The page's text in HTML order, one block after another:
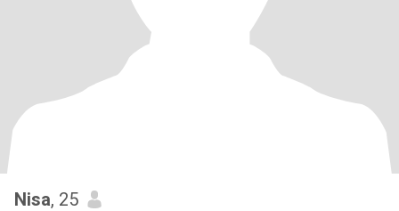
Nisa, 25